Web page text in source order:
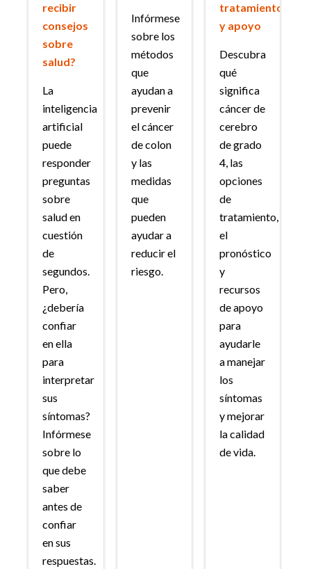
recibir
consejos
sobre
salud?
La
inteligencia
artificial
puede
responder
preguntas
sobre
salud en
cuestión
de
segundos.
Pero,
¿debería
confiar
en ella
para
interpretar
sus
síntomas?
Infórmese
sobre lo
que debe
saber
antes de
confiar
en sus
respuestas.
Infórmese
sobre los
métodos
que
ayudan a
prevenir
el cáncer
de colon
y las
medidas
que
pueden
ayudar a
reducir el
riesgo.
tratamiento
y apoyo
Descubra
qué
significa
cáncer de
cerebro
de grado
4, las
opciones
de
tratamiento,
el
pronóstico
y
recursos
de apoyo
para
ayudarle
a manejar
los
síntomas
y mejorar
la calidad
de vida.